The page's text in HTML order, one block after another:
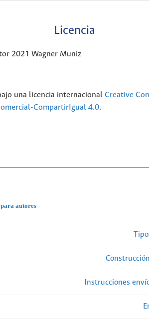
Licencia
2021 Wagner Muniz
una licencia internacional Creative
CompartirIgual 4.0.
autores
Instrucciones